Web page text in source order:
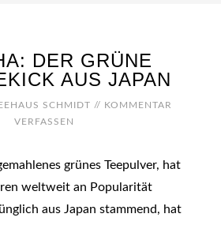
DER GRÜNE
AUS JAPAN
SCHMIDT // KOMMENTAR
VERFASSEN
grünes Teepulver, hat
weltweit an Popularität
aus Japan stammend, hat